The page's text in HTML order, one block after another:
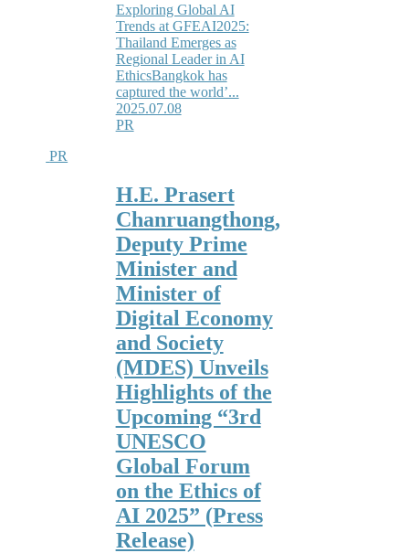
Exploring Global AI
Trends at GFEAI2025:
Thailand Emerges as
Regional Leader in AI
EthicsBangkok has
captured the world’...
2025.07.08
PR
PR
H.E. Prasert
Chanruangthong,
Deputy Prime
Minister and
Minister of
Digital Economy
and Society
(MDES) Unveils
Highlights of the
Upcoming “3rd
UNESCO
Global Forum
on the Ethics of
AI 2025” (Press
Release)